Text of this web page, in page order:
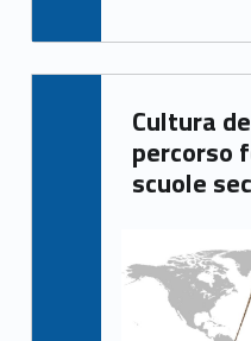
Cultura della Legalità: nuovo
percorso
scuole